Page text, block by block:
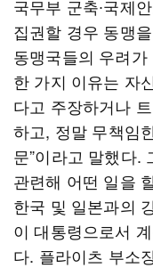
국무부 군축∙국제
집권할 경우 동맹
동맹국들의 우려
한 가지 이유는 자
다고 주장하거나
하고, 정말 무책임
문”이라고 말했다.
관련해 어떤 일을
한국 및 일본과의
이 대통령으로서
다. 플라이츠 부소